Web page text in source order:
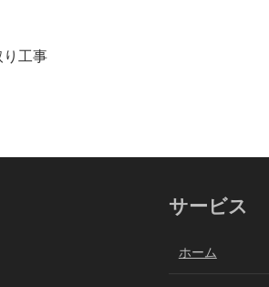
工事
サービス
ホーム